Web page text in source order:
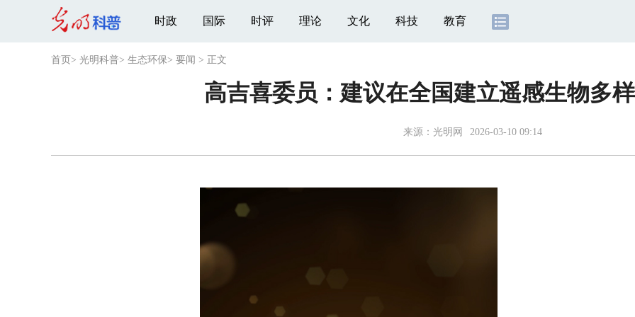
时政 国际 时评 理论 文化 科技 教育
首页 > 光明科普> 生态环保> 要闻 > 正文
高吉喜委员：建议在全国建立遥感生物多
来源：光明网 2026-03-10 09:14